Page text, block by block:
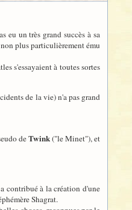
eu un très grand succès à sa
plus particulièrement ému
s'essayaient à toutes sortes
de la vie) n'a pas grand
deTwink("le Minet"), et
contribué à la création d'une
Shagrat.